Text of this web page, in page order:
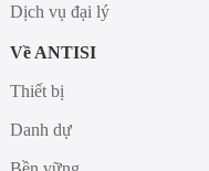
Dịch vụ đại lý
Về ANTISI
Thiết bị
Danh dự